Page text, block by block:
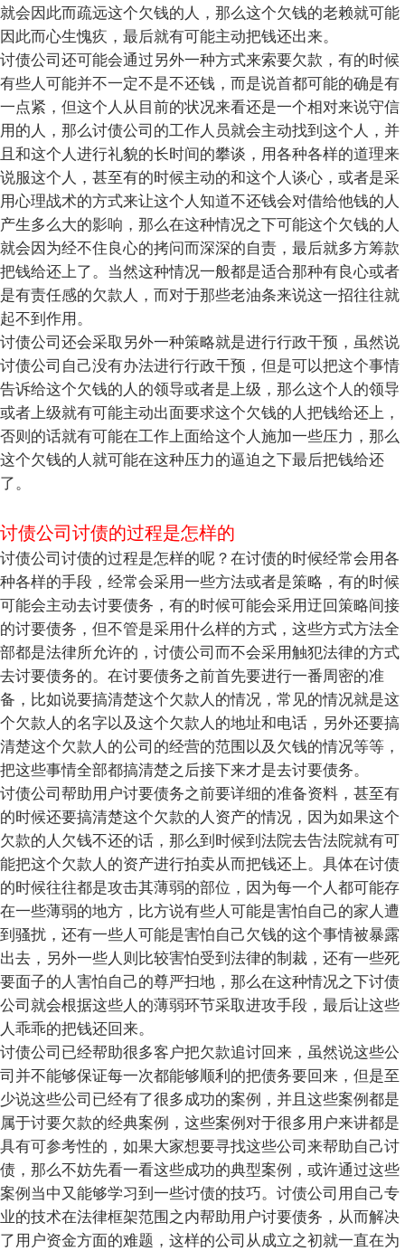
就会因此而疏远这个欠钱的人，那么这个欠钱的老赖就可能
因此而心生愧疚，最后就有可能主动把钱还出来。
讨债公司还可能会通过另外一种方式来索要欠款，有的时候
有些人可能并不一定不是不还钱，而是说首都可能的确是有
一点紧，但这个人从目前的状况来看还是一个相对来说守信
用的人，那么讨债公司的工作人员就会主动找到这个人，并
且和这个人进行礼貌的长时间的攀谈，用各种各样的道理来
说服这个人，甚至有的时候主动的和这个人谈心，或者是采
用心理战术的方式来让这个人知道不还钱会对借给他钱的人
产生多么大的影响，那么在这种情况之下可能这个欠钱的人
就会因为经不住良心的拷问而深深的自责，最后就多方筹款
把钱给还上了。当然这种情况一般都是适合那种有良心或者
是有责任感的欠款人，而对于那些老油条来说这一招往往就
起不到作用。
讨债公司还会采取另外一种策略就是进行行政干预，虽然说
讨债公司自己没有办法进行行政干预，但是可以把这个事情
告诉给这个欠钱的人的领导或者是上级，那么这个人的领导
或者上级就有可能主动出面要求这个欠钱的人把钱给还上，
否则的话就有可能在工作上面给这个人施加一些压力，那么
这个欠钱的人就可能在这种压力的逼迫之下最后把钱给还
了。
讨债公司讨债的过程是怎样的
讨债公司讨债的过程是怎样的呢？在讨债的时候经常会用各
种各样的手段，经常会采用一些方法或者是策略，有的时候
可能会主动去讨要债务，有的时候可能会采用迂回策略间接
的讨要债务，但不管是采用什么样的方式，这些方式方法全
部都是法律所允许的，讨债公司而不会采用触犯法律的方式
去讨要债务的。在讨要债务之前首先要进行一番周密的准
备，比如说要搞清楚这个欠款人的情况，常见的情况就是这
个欠款人的名字以及这个欠款人的地址和电话，另外还要搞
清楚这个欠款人的公司的经营的范围以及欠钱的情况等等，
把这些事情全部都搞清楚之后接下来才是去讨要债务。
讨债公司帮助用户讨要债务之前要详细的准备资料，甚至有
的时候还要搞清楚这个欠款的人资产的情况，因为如果这个
欠款的人欠钱不还的话，那么到时候到法院去告法院就有可
能把这个欠款人的资产进行拍卖从而把钱还上。具体在讨债
的时候往往都是攻击其薄弱的部位，因为每一个人都可能存
在一些薄弱的地方，比方说有些人可能是害怕自己的家人遭
到骚扰，还有一些人可能是害怕自己欠钱的这个事情被暴露
出去，另外一些人则比较害怕受到法律的制裁，还有一些死
要面子的人害怕自己的尊严扫地，那么在这种情况之下讨债
公司就会根据这些人的薄弱环节采取进攻手段，最后让这些
人乖乖的把钱还回来。
讨债公司已经帮助很多客户把欠款追讨回来，虽然说这些公
司并不能够保证每一次都能够顺利的把债务要回来，但是至
少说这些公司已经有了很多成功的案例，并且这些案例都是
属于讨要欠款的经典案例，这些案例对于很多用户来讲都是
具有可参考性的，如果大家想要寻找这些公司来帮助自己讨
债，那么不妨先看一看这些成功的典型案例，或许通过这些
案例当中又能够学习到一些讨债的技巧。讨债公司用自己专
业的技术在法律框架范围之内帮助用户讨要债务，从而解决
了用户资金方面的难题，这样的公司从成立之初就一直在为